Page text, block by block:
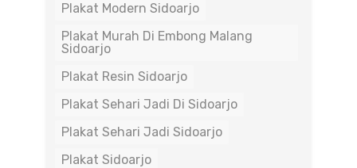
Plakat Modern Sidoarjo
Plakat Murah Di Embong Malang
Sidoarjo
Plakat Resin Sidoarjo
Plakat Sehari Jadi Di Sidoarjo
Plakat Sehari Jadi Sidoarjo
Plakat Sidoarjo